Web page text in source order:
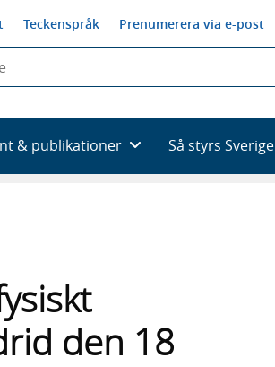
Teckenspråk Prenumerera via e-post
& publikationer Så styrs Sverige
den 18